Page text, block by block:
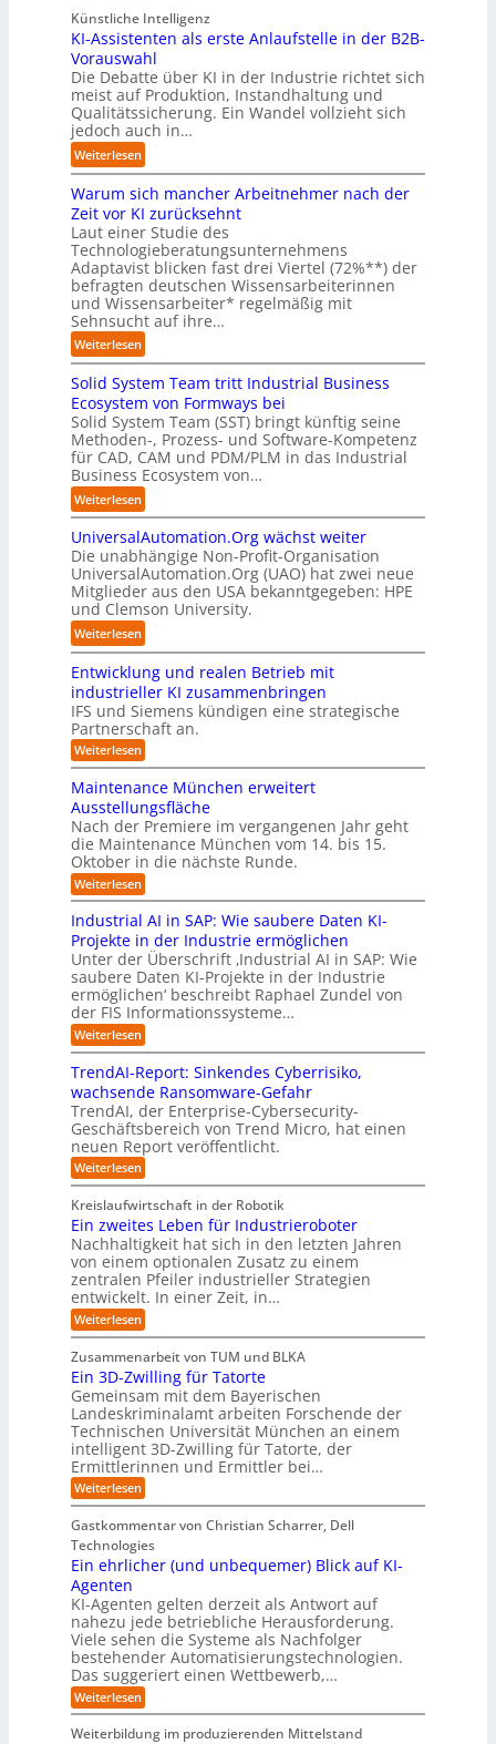
i
g
n
z
s
n
a
h
e
A
u
t
o
m
a
t
i
s
i
e
r
u
n
g
s
l
ö
s
u
n
g
e
n
d
i
e
Z
u
k
u
n
f
t
d
e
r
I
n
d
u
s
t
r
i
e
a
u
t
o
m
a
t
i
s
i
e
r
u
n
g
t
M
s
t
r
a
u
n
g
e
g
e
n
ü
b
e
n
i
c
h
t
-
e
u
r
o
p
ä
i
s
c
h
e
n
R
o
u
t
e
r
-
H
e
r
s
t
e
l
l
e
r
n
r
s
h
i
f
t
b
e
i
e
r
O
r
i
e
n
t
i
e
r
u
n
g
Künstliche Intelligenz
KI-Assistenten als erste Anlaufstelle in der B2B-
Vorauswahl
Die Debatte über KI in der Industrie richtet sich
meist auf Produktion, Instandhaltung und
Qualitätssicherung. Ein Wandel vollzieht sich
jedoch auch in…
Weiterlesen:
K
I
-
A
s
s
i
s
t
e
n
t
e
n
a
l
s
e
r
s
t
e
A
n
l
a
f
s
t
e
l
l
e
i
n
d
e
r
B
2
B
-
V
o
r
a
u
s
w
a
h
Warum sich mancher Arbeitnehmer nach der
Zeit vor KI zurücksehnt
Laut einer Studie des
Technologieberatungsunternehmens
Adaptavist blicken fast drei Viertel (72%**) der
befragten deutschen Wissensarbeiterinnen
und Wissensarbeiter* regelmäßig mit
Sehnsucht auf ihre…
Weiterlesen:
W
a
r
u
m
s
i
c
h
m
a
n
c
h
e
r
r
b
e
i
t
e
h
m
e
r
n
c
h
e
r
Z
e
i
t
v
o
r
K
I
z
u
r
ü
c
s
e
h
n
t
Solid System Team tritt Industrial Business
Ecosystem von Formways bei
Solid System Team (SST) bringt künftig seine
Methoden-, Prozess- und Software-Kompetenz
für CAD, CAM und PDM/PLM in das Industrial
Business Ecosystem von…
Weiterlesen:
S
o
l
i
d
S
s
t
e
m
T
e
a
t
r
t
t
I
n
d
u
s
t
r
i
a
B
u
s
i
n
e
s
E
c
o
s
y
s
e
m
v
o
n
F
o
r
w
a
y
b
e
i
UniversalAutomation.Org wächst weiter
Die unabhängige Non-Profit-Organisation
UniversalAutomation.Org (UAO) hat zwei neue
Mitglieder aus den USA bekanntgegeben: HPE
und Clemson University.
Weiterlesen:
U
n
i
v
e
r
s
a
l
A
u
t
o
m
a
o
n
.
O
r
g
w
ä
c
h
s
t
i
t
e
r
Entwicklung und realen Betrieb mit
industrieller KI zusammenbringen
IFS und Siemens kündigen eine strategische
Partnerschaft an.
Weiterlesen:
E
t
w
c
k
l
u
n
g
u
n
r
e
a
l
e
n
B
e
t
r
i
e
b
m
i
t
i
n
d
u
s
t
r
i
e
l
e
r
K
I
z
u
s
a
m
m
e
n
r
i
n
g
e
n
Maintenance München erweitert
Ausstellungsfläche
Nach der Premiere im vergangenen Jahr geht
die Maintenance München vom 14. bis 15.
Oktober in die nächste Runde.
Weiterlesen:
M
a
i
n
t
e
n
a
n
c
e
M
ü
n
c
h
e
n
e
r
w
e
i
t
e
t
A
u
s
t
e
l
l
u
n
g
s
f
ä
c
h
Industrial AI in SAP: Wie saubere Daten KI-
Projekte in der Industrie ermöglichen
Unter der Überschrift ‚Industrial AI in SAP: Wie
saubere Daten KI-Projekte in der Industrie
ermöglichen‘ beschreibt Raphael Zundel von
der FIS Informationssysteme…
Weiterlesen:
I
n
d
u
s
t
r
i
a
l
A
I
i
n
S
A
P
:
W
i
e
s
a
u
b
e
r
e
D
a
e
n
K
I
P
r
o
j
e
k
t
e
i
TrendAI-Report: Sinkendes Cyberrisiko,
wachsende Ransomware-Gefahr
TrendAI, der Enterprise-Cybersecurity-
Geschäftsbereich von Trend Micro, hat einen
neuen Report veröffentlicht.
Weiterlesen:
T
r
e
n
d
A
-
R
e
p
o
t
:
S
i
n
k
e
n
d
e
C
y
e
r
r
i
s
i
k
o
w
Kreislaufwirtschaft in der Robotik
Ein zweites Leben für Industrieroboter
Nachhaltigkeit hat sich in den letzten Jahren
von einem optionalen Zusatz zu einem
zentralen Pfeiler industrieller Strategien
entwickelt. In einer Zeit, in…
Weiterlesen:
E
n
z
w
e
i
t
e
s
L
e
e
n
f
I
n
d
u
s
t
r
e
Zusammenarbeit von TUM und BLKA
Ein 3D-Zwilling für Tatorte
Gemeinsam mit dem Bayerischen
Landeskriminalamt arbeiten Forschende der
Technischen Universität München an einem
intelligent 3D-Zwilling für Tatorte, der
Ermittlerinnen und Ermittler bei…
Weiterlesen:
E
n
3
D
w
i
l
l
i
n
g
f
ü
Gastkommentar von Christian Scharrer, Dell
Technologies
Ein ehrlicher (und unbequemer) Blick auf KI-
Agenten
KI-Agenten gelten derzeit als Antwort auf
nahezu jede betriebliche Herausforderung.
Viele sehen die Systeme als Nachfolger
bestehender Automatisierungstechnologien.
Das suggeriert einen Wettbewerb,…
Weiterlesen:
E
Weiterbildung im produzierenden Mittelstand